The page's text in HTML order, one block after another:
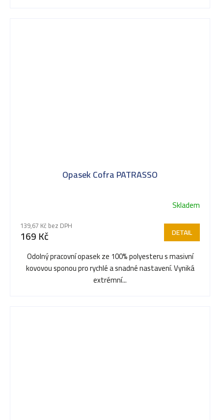
Opasek Cofra PATRASSO
hodnocení
produktu
je
5,0
Skladem
139,67 Kč bez DPH
169 Kč DETAIL
Odolný pracovní opasek ze 100% polyesteru s masivní
kovovou sponou pro rychlé a snadné nastavení. Vyniká
extrémní...